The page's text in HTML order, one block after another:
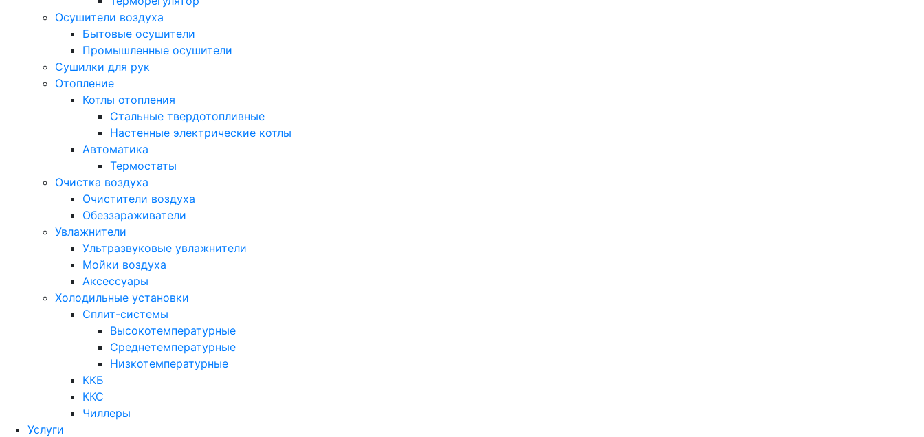
Осушители воздуха
Бытовые осушители
Промышленные осушители
Сушилки для рук
Отопление
Котлы отопления
Стальные твердотопливные
Настенные электрические котлы
Автоматика
Термостаты
Очистка воздуха
Очистители воздуха
Обеззараживатели
Увлажнители
Ультразвуковые увлажнители
Мойки воздуха
Аксессуары
Холодильные установки
Сплит-системы
Высокотемпературные
Среднетемпературные
Низкотемпературные
ККБ
ККС
Чиллеры
Услуги